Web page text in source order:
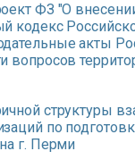
ФЗ "О
кодекс
акты
вопросов
структуры
по
г. Перми